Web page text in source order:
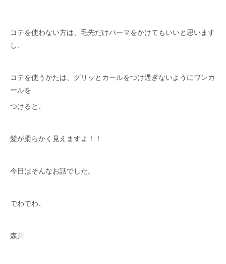
コテを使わない方は、毛先だけパーマをかけてもいいと思います
し、
コテを使うかたは、グリッとカールをつけ過ぎないようにワンカ
ールを
つけると、
髪が柔らかく見えますよ！！
今日はそんなお話でした。
でわでわ、
森川